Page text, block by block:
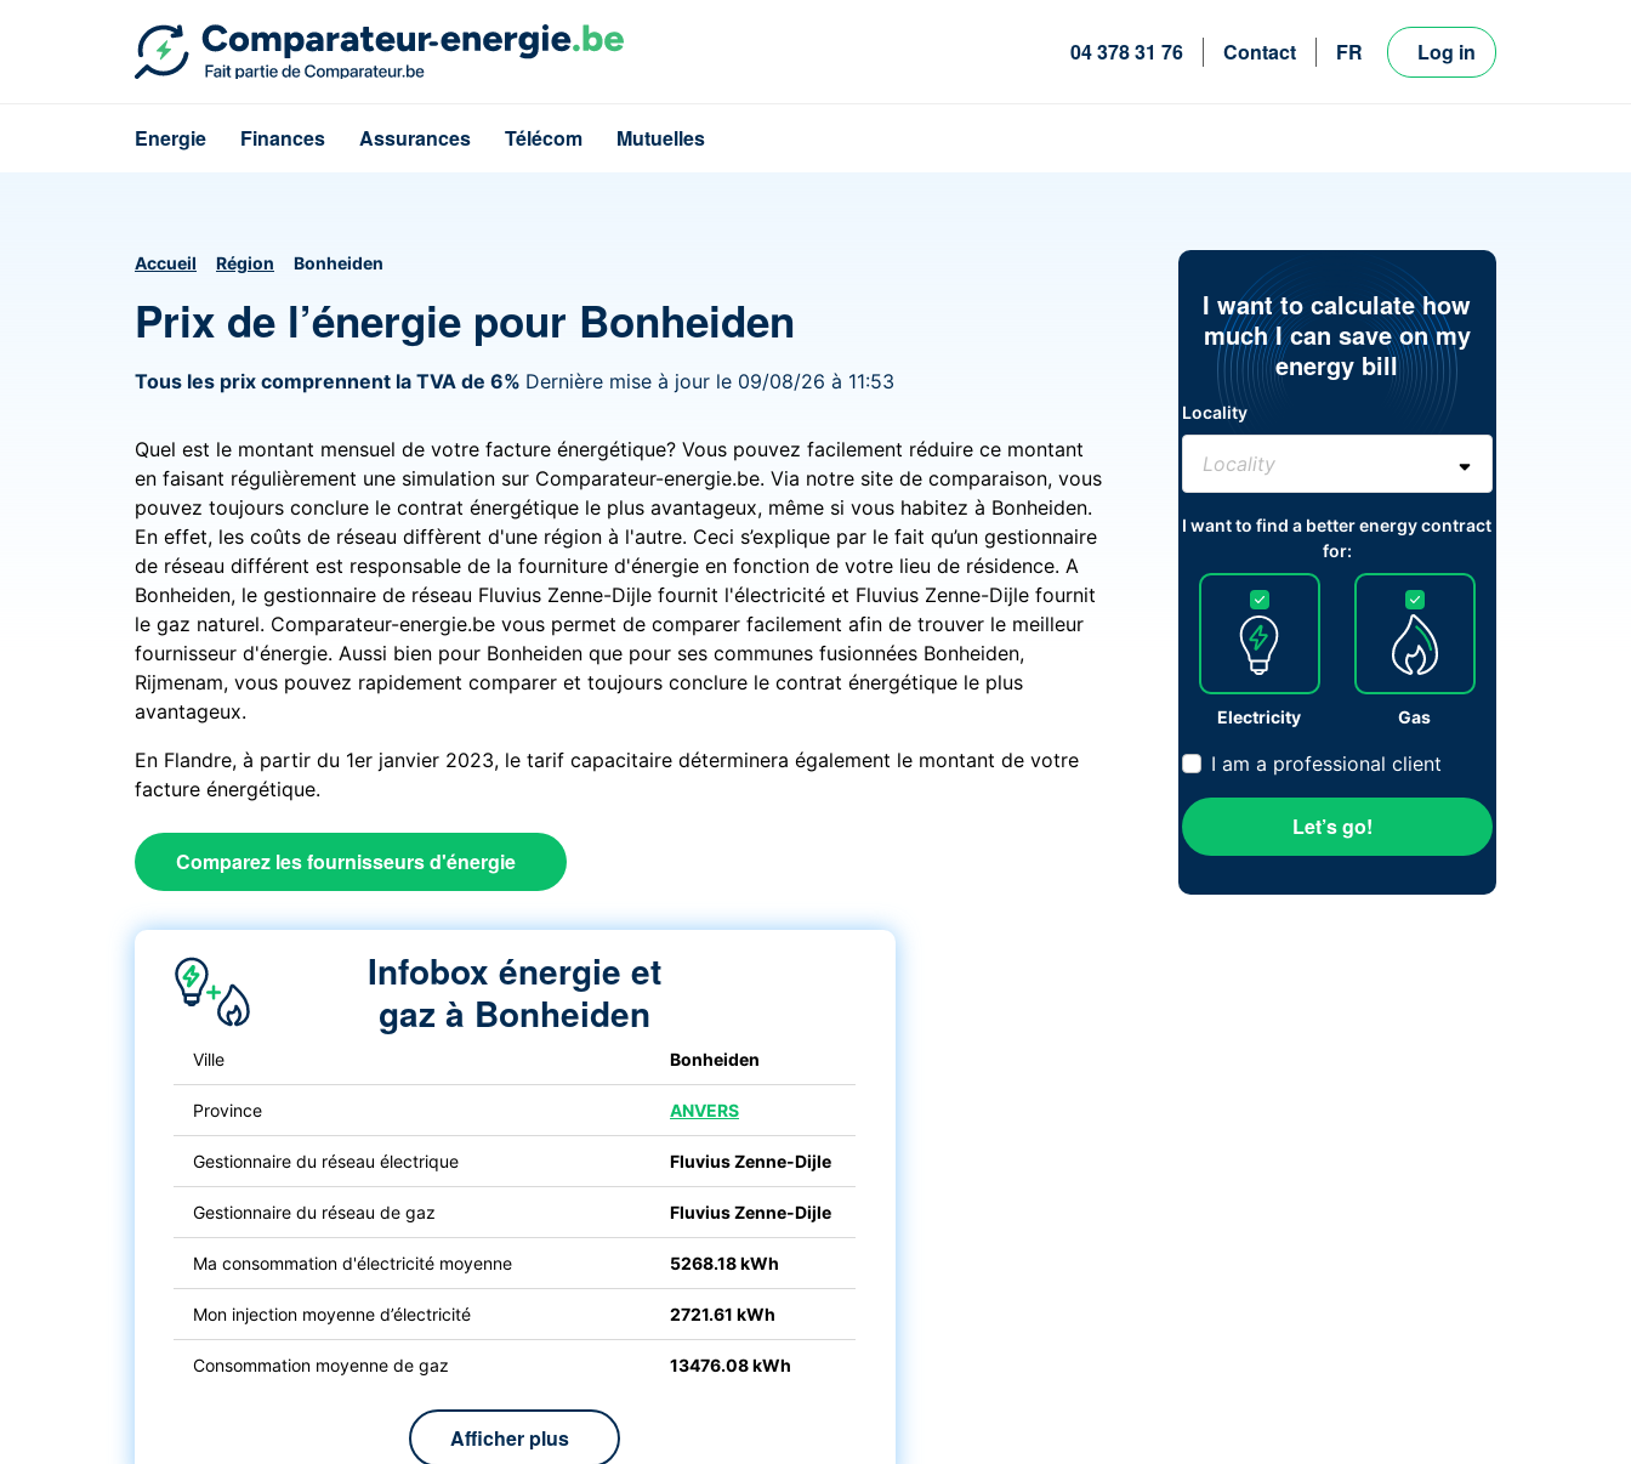
04 378 31 76 Contact
FR
Log in
Energie Finances Assurances Télécom Mutuelles
Accueil Région Bonheiden
Prix de l’énergie pour Bonheiden
Tous les prix comprennent la TVA de 6% Dernière mise à jour le 09/08/26 à 11:53
Quel est le montant mensuel de votre facture énergétique? Vous pouvez facilement réduire ce montant
en faisant régulièrement une simulation sur Comparateur-energie.be. Via notre site de comparaison, vous
pouvez toujours conclure le contrat énergétique le plus avantageux, même si vous habitez à Bonheiden.
En effet, les coûts de réseau diffèrent d'une région à l'autre. Ceci s’explique par le fait qu’un gestionnaire
de réseau différent est responsable de la fourniture d'énergie en fonction de votre lieu de résidence. A
Bonheiden, le gestionnaire de réseau Fluvius Zenne-Dijle fournit l'électricité et Fluvius Zenne-Dijle fournit
le gaz naturel. Comparateur-energie.be vous permet de comparer facilement afin de trouver le meilleur
fournisseur d'énergie. Aussi bien pour Bonheiden que pour ses communes fusionnées Bonheiden,
Rijmenam, vous pouvez rapidement comparer et toujours conclure le contrat énergétique le plus
avantageux.
En Flandre, à partir du 1er janvier 2023, le tarif capacitaire déterminera également le montant de votre
facture énergétique.
Comparez les fournisseurs d'énergie
Infobox énergie et
gaz à Bonheiden
Ville Bonheiden
Province ANVERS
Gestionnaire du réseau électrique Fluvius Zenne-Dijle
Gestionnaire du réseau de gaz Fluvius Zenne-Dijle
Ma consommation d'électricité moyenne 5268.18 kWh
Mon injection moyenne d’électricité 2721.61 kWh
Consommation moyenne de gaz 13476.08 kWh
Afficher plus
I want to calculate how
much I can save on my
energy bill
Locality
I want to find a better energy contract
for:
Electricity Gas
I am a professional client
Let’s go!